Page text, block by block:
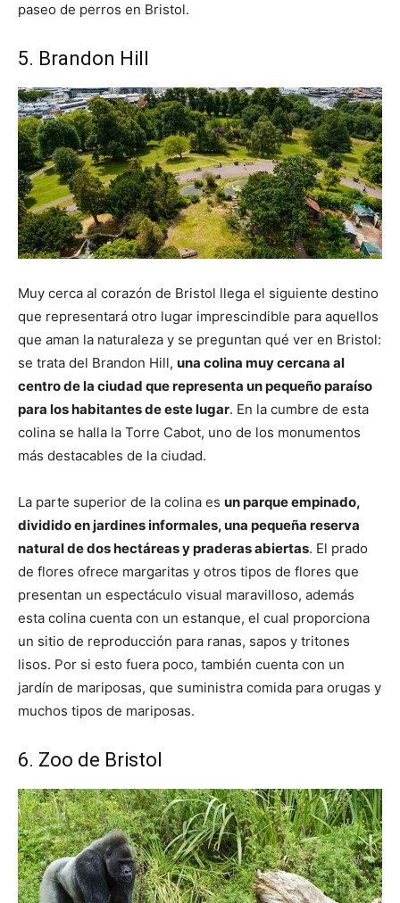
paseo de perros en Bristol.
5. Brandon Hill
Muy cerca al corazón de Bristol llega el siguiente destino
que representará otro lugar imprescindible para aquellos
que aman la naturaleza y se preguntan qué ver en Bristol:
se trata del Brandon Hill, una colina muy cercana al
centro de la ciudad que representa un pequeño paraíso
para los habitantes de este lugar. En la cumbre de esta
colina se halla la Torre Cabot, uno de los monumentos
más destacables de la ciudad.
La parte superior de la colina es un parque empinado,
dividido en jardines informales, una pequeña reserva
natural de dos hectáreas y praderas abiertas. El prado
de flores ofrece margaritas y otros tipos de flores que
presentan un espectáculo visual maravilloso, además
esta colina cuenta con un estanque, el cual proporciona
un sitio de reproducción para ranas, sapos y tritones
lisos. Por si esto fuera poco, también cuenta con un
jardín de mariposas, que suministra comida para orugas y
muchos tipos de mariposas.
6. Zoo de Bristol